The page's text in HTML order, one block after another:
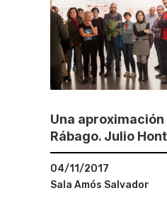
Una aproximación
Rábago. Julio
04/11/2017
Sala Amós Salvador